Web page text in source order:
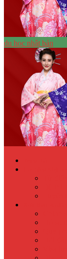
du học nhật bản